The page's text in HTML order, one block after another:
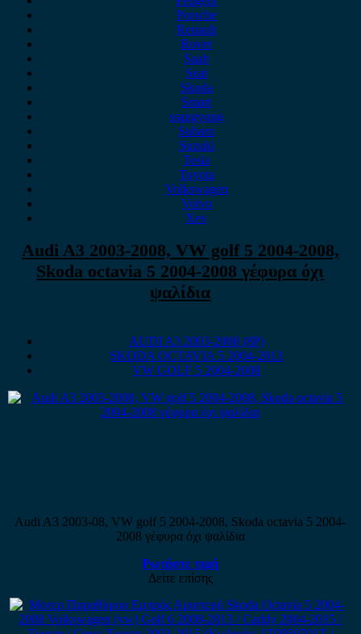
Porsche
Renault
Rover
Saab
Seat
Skoda
Smart
ssangyong
Subaru
Suzuki
Tesla
Toyota
Volkswagen
Volvo
Xev
Audi A3 2003-2008, VW golf 5 2004-2008,
Skoda octavia 5 2004-2008 γέφυρα όχι
ψαλίδια
AUDI A3 2003-2008 (8P)
SKODA OCTAVIA 5 2004-2013
VW GOLF 5 2004-2008
Audi A3 2003-08, VW golf 5 2004-2008, Skoda octavia 5 2004-
2008 γέφυρα όχι ψαλίδια
Ρωτήστε τιμή
Δείτε επίσης